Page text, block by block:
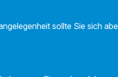
sollte Sie sich